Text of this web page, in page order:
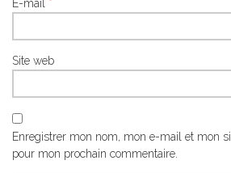
E-mail *
Site web
Enregistrer mon nom, mon e-mail et mon
pour mon prochain commentaire.